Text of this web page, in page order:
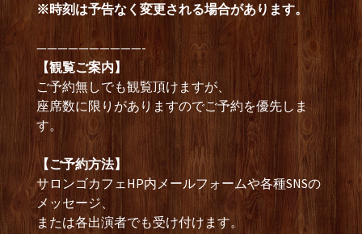
※時刻は予告なく変更される場合があります。
——————————-
【観覧ご案内】
ご予約無しでも観覧頂けますが、
座席数に限りがありますのでご予約を優先しま
す。
【ご予約方法】
サロンゴカフェHP内メールフォームや各種SNSの
メッセージ、
または各出演者でも受け付けます。